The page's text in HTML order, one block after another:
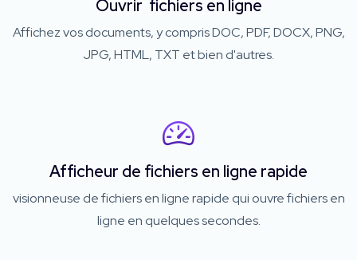
Ouvrir fichiers en ligne
Affichez vos documents, y compris DOC, PDF, DOCX, PNG,
JPG, HTML, TXT et bien d'autres.
Afficheur de fichiers en ligne rapide
visionneuse de fichiers en ligne rapide qui ouvre fichiers en
ligne en quelques secondes.